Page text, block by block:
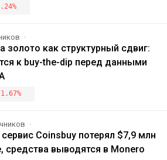
золото как структурный сдвиг:
к buy-the-dip перед данными
Coinsbuy потерял $7,9 млн
средства выводятся в Monero